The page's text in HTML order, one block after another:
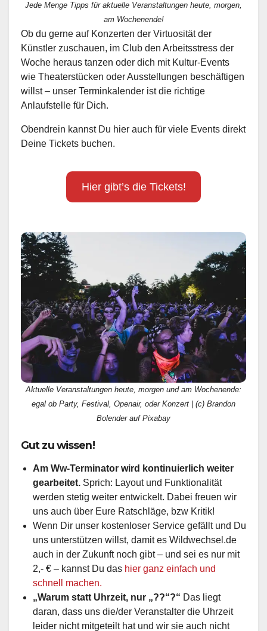
Jede Menge Tipps für aktuelle Veranstaltungen heute, morgen,
am Wochenende!
Ob du gerne auf Konzerten der Virtuosität der
Künstler zuschauen, im Club den Arbeitsstress der
Woche heraus tanzen oder dich mit Kultur-Events
wie Theaterstücken oder Ausstellungen beschäftigen
willst – unser Terminkalender ist die richtige
Anlaufstelle für Dich.
Obendrein kannst Du hier auch für viele Events direkt
Deine Tickets buchen.
Hier gibt’s die Tickets!
Aktuelle Veranstaltungen heute, morgen und am Wochenende:
egal ob Party, Festival, Openair, oder Konzert | (c) Brandon
Bolender auf Pixabay
Gut zu wissen!
Am Ww-Terminator wird kontinuierlich weiter
gearbeitet. Sprich: Layout und Funktionalität
werden stetig weiter entwickelt. Dabei freuen wir
uns auch über Eure Ratschläge, bzw Kritik!
Wenn Dir unser kostenloser Service gefällt und Du
uns unterstützen willst, damit es Wildwechsel.de
auch in der Zukunft noch gibt – und sei es nur mit
2,- € – kannst Du das hier ganz einfach und
schnell machen.
„Warum statt Uhrzeit, nur „??“?“ Das liegt
daran, dass uns die/der Veranstalter die Uhrzeit
leider nicht mitgeteilt hat und wir sie auch nicht